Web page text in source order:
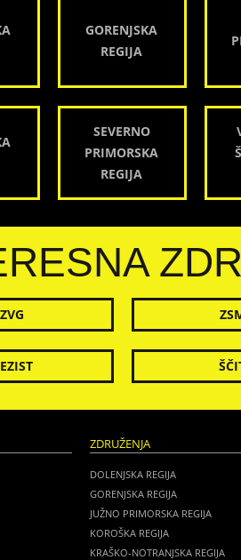
GORENJSKA
REGIJA
SEVERNO
PRIMORSKA
REGIJA
ZVG
ZDRUŽENJA
DOLENJSKA REGIJA
GORENJSKA REGIJA
JUŽNO PRIMORSKA REGIJA
KOROŠKA REGIJA
KRAŠKO-NOTRANJSKA REGIJA